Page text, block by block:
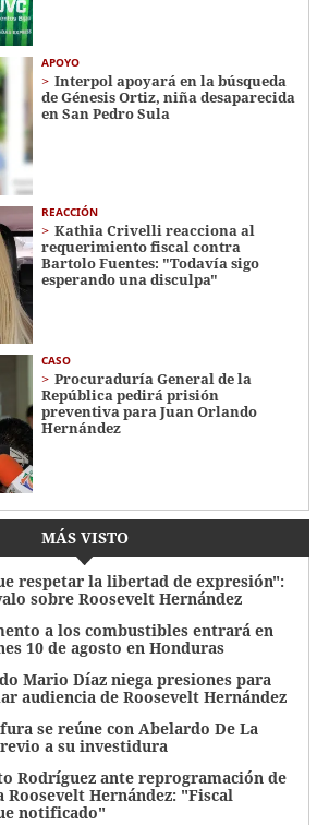
APOYO
Interpol apoyará en la búsqueda
de Génesis Ortiz, niña desaparecida
en San Pedro Sula
REACCIÓN
Kathia Crivelli reacciona al
requerimiento fiscal contra
Bartolo Fuentes: "Todavía sigo
esperando una disculpa"
CASO
Procuraduría General de la
República pedirá prisión
preventiva para Juan Orlando
Hernández
MÁS VISTO
respetar la libertad de expresión":
sobre Roosevelt Hernández
a los combustibles entrará en
10 de agosto en Honduras
Mario Díaz niega presiones para
audiencia de Roosevelt Hernández
se reúne con Abelardo De La
a su investidura
Rodríguez ante reprogramación de
Roosevelt Hernández: "Fiscal
notificado"